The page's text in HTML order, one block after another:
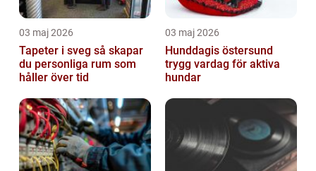
03 maj 2026
Tapeter i sveg så skapar
du personliga rum som
håller över tid
03 maj 2026
Hunddagis östersund
trygg vardag för aktiva
hundar